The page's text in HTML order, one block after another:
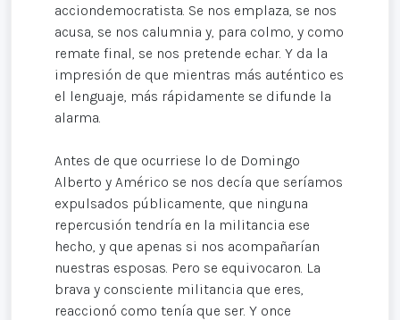
acciondemocratista. Se nos emplaza, se nos
acusa, se nos calumnia y, para colmo, y como
remate final, se nos pretende echar. Y da la
impresión de que mientras más auténtico es
el lenguaje, más rápidamente se difunde la
alarma.
Antes de que ocurriese lo de Domingo
Alberto y Américo se nos decía que seríamos
expulsados públicamente, que ninguna
repercusión tendría en la militancia ese
hecho, y que apenas si nos acompañarían
nuestras esposas. Pero se equivocaron. La
brava y consciente militancia que eres,
reaccionó como tenía que ser. Y once